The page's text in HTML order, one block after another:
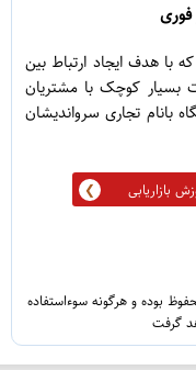
فوری
با هدف ایجاد ارتباط بین
بسیار کوچک با مشتریان
بانام تجاری سرواندیشان
بازاریابی
بوده و هرگونه سوءاستفاده
گرفت